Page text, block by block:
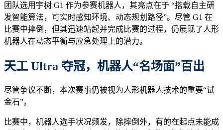
团队选用宇树 G1 作为参赛机器人，其亮点在于 “搭载自主研
发智能算法，可实时感知环境、动态规划路径”。尽管 G1 在
比赛中摔倒，但其迅速站起并完成比赛的过程，仍展现了人形
机器人在动态平衡与应急处理上的潜力。
天工 Ultra 夺冠，机器人“名场面”百出
尽管争议不断，本次赛事仍被视为人形机器人技术的重要“试
金石”。
比赛中，机器人选手状况频发，除摔倒外，有的在起点未能成